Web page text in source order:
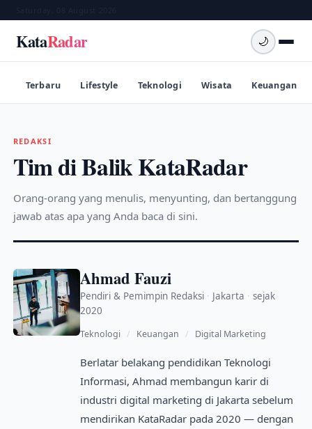
KataRadar 🌙
Terbaru Lifestyle Teknologi Wisata Keuangan
REDAKSI
Tim di Balik KataRadar
Orang-orang yang menulis, menyunting, dan bertanggung
jawab atas apa yang Anda baca di sini.
Ahmad Fauzi
Pendiri & Pemimpin Redaksi · Jakarta · sejak
2020
Teknologi / Keuangan / Digital Marketing
Berlatar belakang pendidikan Teknologi
Informasi, Ahmad membangun karir di
industri digital marketing di Jakarta sebelum
mendirikan KataRadar pada 2020 — dengan